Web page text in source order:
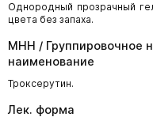
Однородный прозрачный
цвета без запаха.
МНН / Группировочное
наименование
Троксерутин.
Лек. форма